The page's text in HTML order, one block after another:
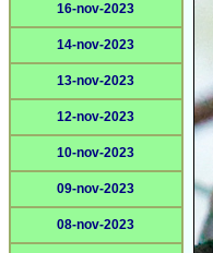
16-nov-2023
14-nov-2023
13-nov-2023
12-nov-2023
10-nov-2023
09-nov-2023
08-nov-2023